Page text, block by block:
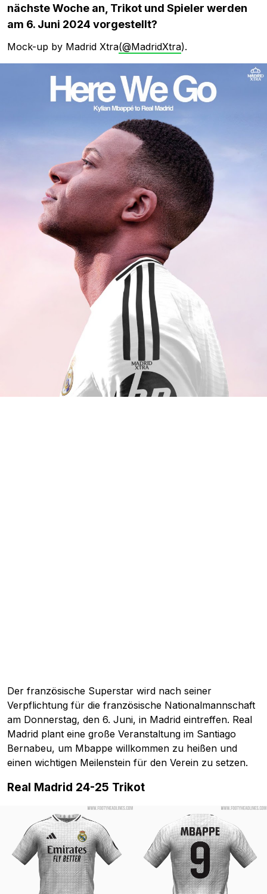
nächste Woche an, Trikot und Spieler werden
am 6. Juni 2024 vorgestellt?
Mock-up by Madrid Xtra(@MadridXtra).
Der französische Superstar wird nach seiner
Verpflichtung für die französische Nationalmannschaft
am Donnerstag, den 6. Juni, in Madrid eintreffen. Real
Madrid plant eine große Veranstaltung im Santiago
Bernabeu, um Mbappe willkommen zu heißen und
einen wichtigen Meilenstein für den Verein zu setzen.
Real Madrid 24-25 Trikot